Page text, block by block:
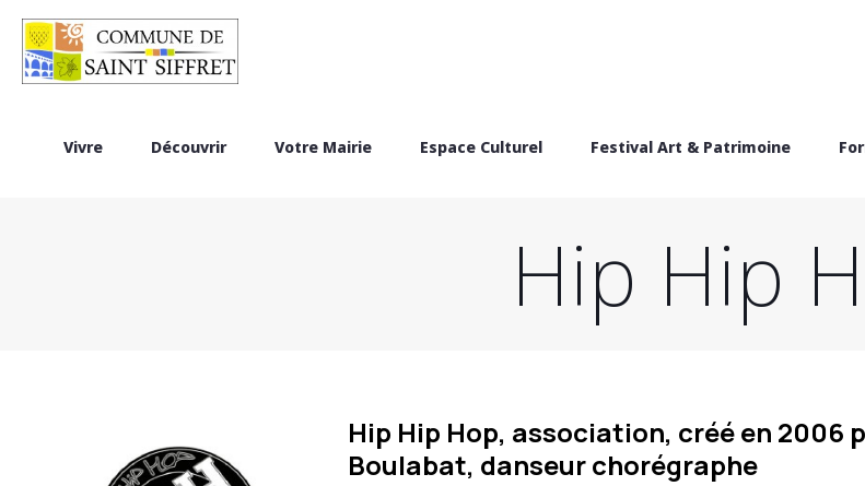
Vivre Découvrir Votre Mairie Espace Culturel Festival Art & Patrimoine
Hip Hip
Hip Hip Hop, association, créé en 2006
Boulabat, danseur chorégraphe